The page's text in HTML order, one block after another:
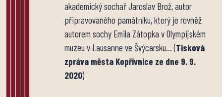
akademický sochař Jaroslav Brož, autor
připravovaného památníku, který je rovněž
autorem sochy Emila Zátopka v Olympijském
muzeu v Lausanne ve Švýcarsku… (Tisková
zpráva města Kopřivnice ze dne 9. 9.
2020)